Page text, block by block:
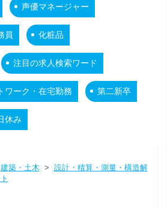
声優マネージャー
員 化粧品
注目の求人検索ワード
ワーク・在宅勤務 第二新卒
休み
建築・土木 > 設計・積算・測量・構造解